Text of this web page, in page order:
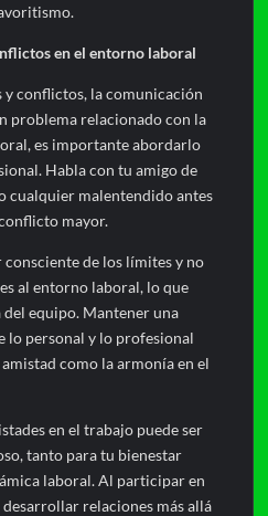
en el entorno laboral
conflictos, la comunicación
problema relacionado con la
es importante abordarlo
Habla con tu amigo de
cualquier malentendido antes
mayor.
de los límites y no
al entorno laboral, lo que
equipo. Mantener una
lo personal y lo profesional
como la armonía en el
en el trabajo puede ser
tanto para tu bienestar
laboral. Al participar en
relaciones más allá